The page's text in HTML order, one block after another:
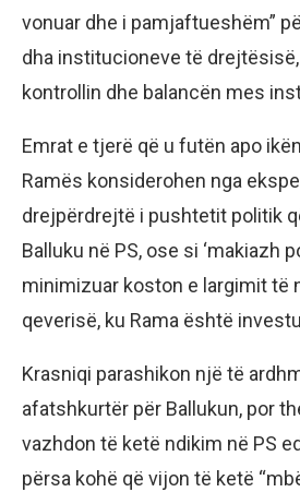
vonuar dhe i pamjaftueshëm”
dha institucioneve të
kontrollin dhe balancën mes
Emrat e tjerë që u futën apo
Ramës konsiderohen nga
drejpërdrejtë i pushtetit politik
Balluku në PS, ose si ‘makiazh
minimizuar koston e largimit të
qeverisë, ku Rama është
Krasniqi parashikon një të
afatshkurtër për Ballukun, por
vazhdon të ketë ndikim në PS
përsa kohë që vijon të ketë